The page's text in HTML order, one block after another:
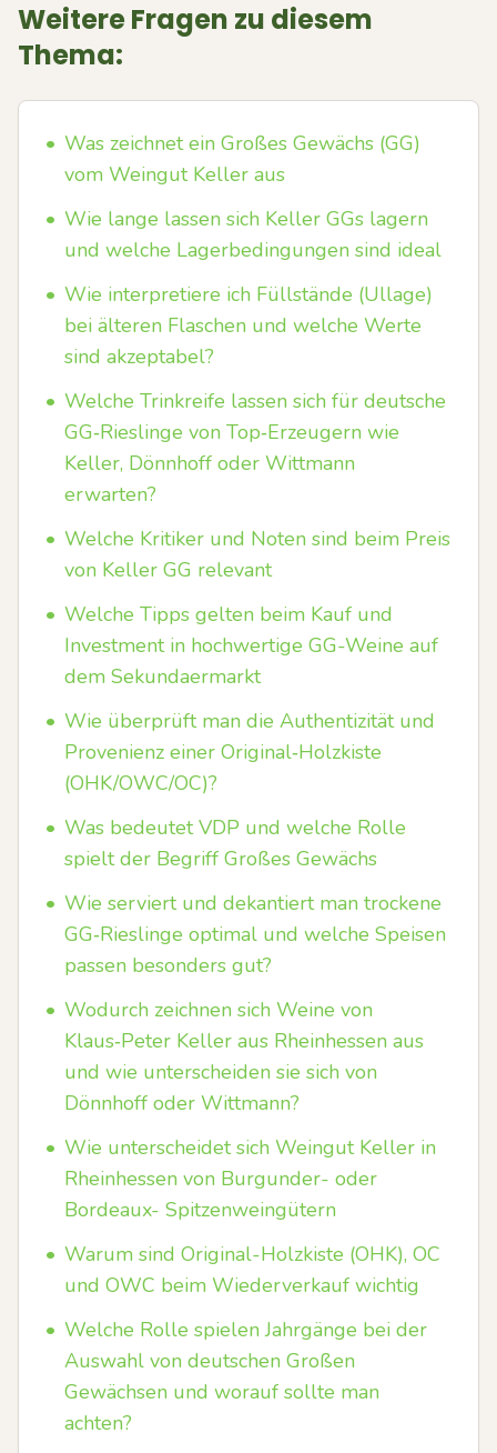
Weitere Fragen zu diesem
Thema:
• Was zeichnet ein Großes Gewächs (GG)
vom Weingut Keller aus
• Wie lange lassen sich Keller GGs lagern
und welche Lagerbedingungen sind ideal
• Wie interpretiere ich Füllstände (Ullage)
bei älteren Flaschen und welche Werte
sind akzeptabel?
• Welche Trinkreife lassen sich für deutsche
GG‑Rieslinge von Top‑Erzeugern wie
Keller, Dönnhoff oder Wittmann
erwarten?
• Welche Kritiker und Noten sind beim Preis
von Keller GG relevant
• Welche Tipps gelten beim Kauf und
Investment in hochwertige GG-Weine auf
dem Sekundaermarkt
• Wie überprüft man die Authentizität und
Provenienz einer Original‑Holzkiste
(OHK/OWC/OC)?
• Was bedeutet VDP und welche Rolle
spielt der Begriff Großes Gewächs
• Wie serviert und dekantiert man trockene
GG‑Rieslinge optimal und welche Speisen
passen besonders gut?
• Wodurch zeichnen sich Weine von
Klaus‑Peter Keller aus Rheinhessen aus
und wie unterscheiden sie sich von
Dönnhoff oder Wittmann?
• Wie unterscheidet sich Weingut Keller in
Rheinhessen von Burgunder- oder
Bordeaux- Spitzenweingütern
• Warum sind Original-Holzkiste (OHK), OC
und OWC beim Wiederverkauf wichtig
• Welche Rolle spielen Jahrgänge bei der
Auswahl von deutschen Großen
Gewächsen und worauf sollte man
achten?